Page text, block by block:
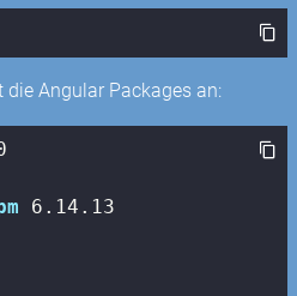
die Angular Packages an:
6 .14 .13